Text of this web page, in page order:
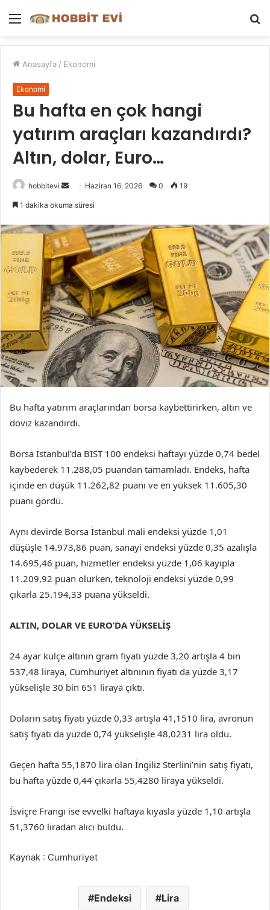
Menü
Anasayfa / Ekonomi
Ekonomi
Bu hafta en çok hangi
yatırım araçları kazandırdı?
Altın, dolar, Euro…
hobbitevi
Bir
göndermek
Haziran 16, 2026 0 19
1 dakika okuma süresi
Bu hafta yatırım araçlarından borsa kaybettirirken, altın ve
döviz kazandırdı.
Borsa İstanbul’da BIST 100 endeksi haftayı yüzde 0,74 bedel
kaybederek 11.288,05 puandan tamamladı. Endeks, hafta
içinde en düşük 11.262,82 puanı ve en yüksek 11.605,30
puanı gördü.
Aynı devirde Borsa İstanbul mali endeksi yüzde 1,01
düşüşle 14.973,86 puan, sanayi endeksi yüzde 0,35 azalışla
14.695,46 puan, hizmetler endeksi yüzde 1,06 kayıpla
11.209,92 puan olurken, teknoloji endeksi yüzde 0,99
çıkarla 25.194,33 puana yükseldi.
ALTIN, DOLAR VE EURO’DA YÜKSELİŞ
24 ayar külçe altının gram fiyatı yüzde 3,20 artışla 4 bin
537,48 liraya, Cumhuriyet altınının fiyatı da yüzde 3,17
yükselişle 30 bin 651 liraya çıktı.
Doların satış fiyatı yüzde 0,33 artışla 41,1510 lira, avronun
satış fiyatı da yüzde 0,74 yükselişle 48,0231 lira oldu.
Geçen hafta 55,1870 lira olan İngiliz Sterlini’nin satış fiyatı,
bu hafta yüzde 0,44 çıkarla 55,4280 liraya yükseldi.
İsviçre Frangı ise evvelki haftaya kıyasla yüzde 1,10 artışla
51,3760 liradan alıcı buldu.
Kaynak : Cumhuriyet
Endeksi Lira